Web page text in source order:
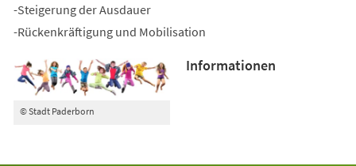
-Steigerung der Ausdauer
-Rückenkräftigung und Mobilisation
© Stadt Paderborn
Informationen